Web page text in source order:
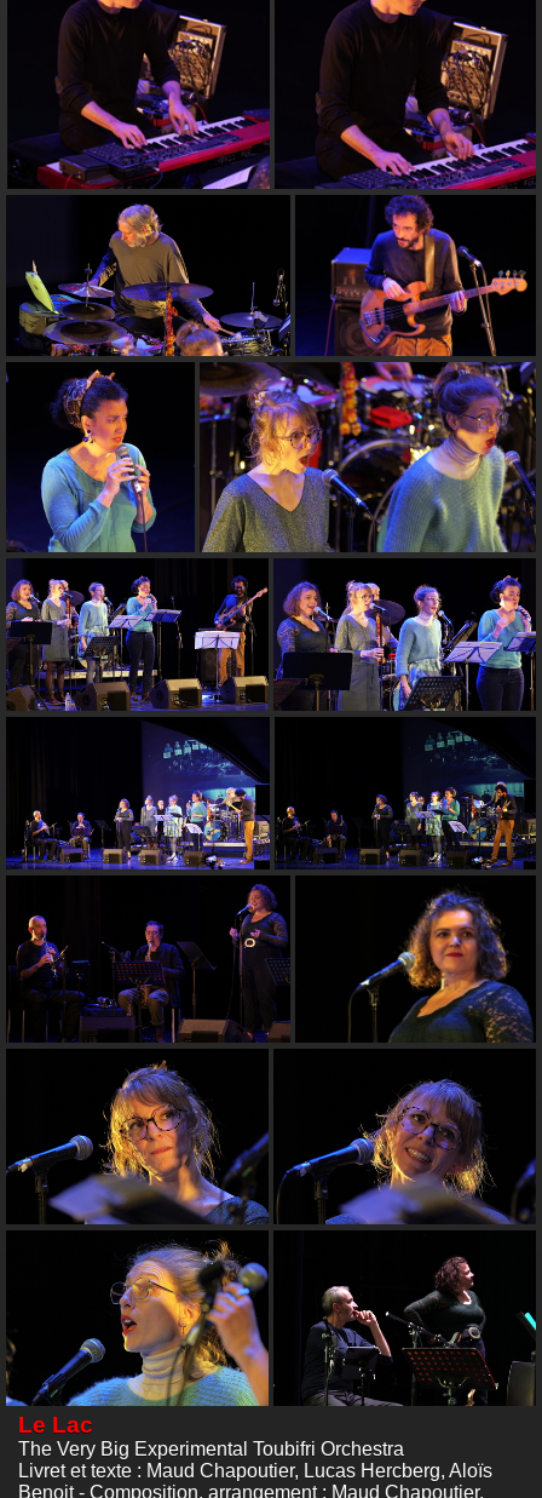
Le Lac
The Very Big Experimental Toubifri Orchestra
Livret et texte : Maud Chapoutier, Lucas Hercberg, Aloïs
Benoit - Composition, arrangement : Maud Chapoutier,